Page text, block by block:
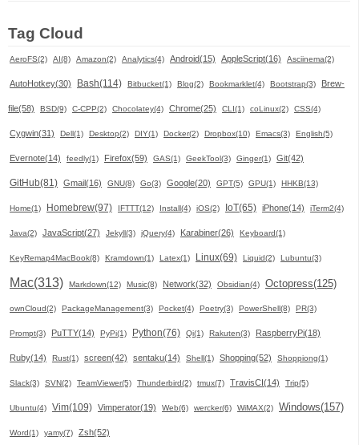
Tag Cloud
AeroFS(2) AI(8) Amazon(2) Analytics(4) Android(15) AppleScript(16) Asciinema(2)
AutoHotkey(30) Bash(114) Bitbucket(1) Blog(2) Bookmarklet(4) Bootstrap(3) Brew-
file(58) BSD(9) C-CPP(2) Chocolatey(4) Chrome(25) CLI(1) coLinux(2) CSS(4)
Cygwin(31) Dell(1) Desktop(2) DIY(1) Docker(2) Dropbox(10) Emacs(3) English(5)
Evernote(14) feedly(1) Firefox(59) GAS(1) GeekTool(3) Ginger(1) Git(42)
GitHub(81) Gmail(16) GNU(8) Go(3) Google(20) GPT(5) GPU(1) HHKB(13)
Home(1) Homebrew(97) IFTTT(12) Install(4) iOS(2) IoT(65) iPhone(14) iTerm2(4)
Java(2) JavaScript(27) Jekyll(3) jQuery(4) Karabiner(26) Keyboard(1)
KeyRemap4MacBook(8) Kramdown(1) Latex(1) Linux(69) Liquid(2) Lubuntu(3)
Mac(313) Markdown(12) Music(8) Network(32) Obsidian(4) Octopress(125)
ownCloud(2) PackageManagement(3) Pocket(4) Poetry(3) PowerShell(8) PR(3)
Prompt(3) PuTTY(14) PyPi(1) Python(76) Qi(1) Rakuten(3) RaspberryPi(18)
Ruby(14) Rust(1) screen(42) sentaku(14) Shell(1) Shopping(52) Shoppiong(1)
Slack(3) SVN(2) TeamViewer(5) Thunderbird(2) tmux(7) TravisCI(14) Trip(5)
Ubuntu(4) Vim(109) Vimperator(19) Web(6) wercker(6) WiMAX(2) Windows(157)
Word(1) yamy(7) Zsh(52)